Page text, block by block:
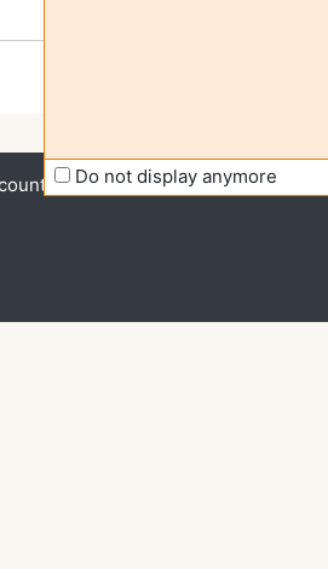
Do not display anymore
(Login )